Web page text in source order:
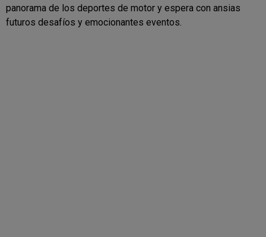
panorama de los deportes de motor y espera con ansias
futuros desafíos y emocionantes eventos.